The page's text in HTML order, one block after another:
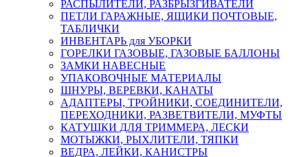
РАСПЫЛИТЕЛИ, РАЗБРЫЗГИВАТЕЛИ
ПЕТЛИ ГАРАЖНЫЕ, ЯЩИКИ ПОЧТОВЫЕ,
ТАБЛИЧКИ
ИНВЕНТАРЬ для УБОРКИ
ГОРЕЛКИ ГАЗОВЫЕ, ГАЗОВЫЕ БАЛЛОНЫ
ЗАМКИ НАВЕСНЫЕ
УПАКОВОЧНЫЕ МАТЕРИАЛЫ
ШНУРЫ, ВЕРЕВКИ, КАНАТЫ
АДАПТЕРЫ, ТРОЙНИКИ, СОЕДИНИТЕЛИ,
ПЕРЕХОДНИКИ, РАЗВЕТВИТЕЛИ, МУФТЫ
КАТУШКИ ДЛЯ ТРИММЕРА, ЛЕСКИ
МОТЫЖКИ, РЫХЛИТЕЛИ, ТЯПКИ
ВЕДРА, ЛЕЙКИ, КАНИСТРЫ